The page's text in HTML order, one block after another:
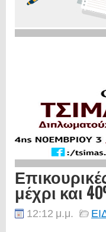
μέχρι και
12:12 μ.μ.